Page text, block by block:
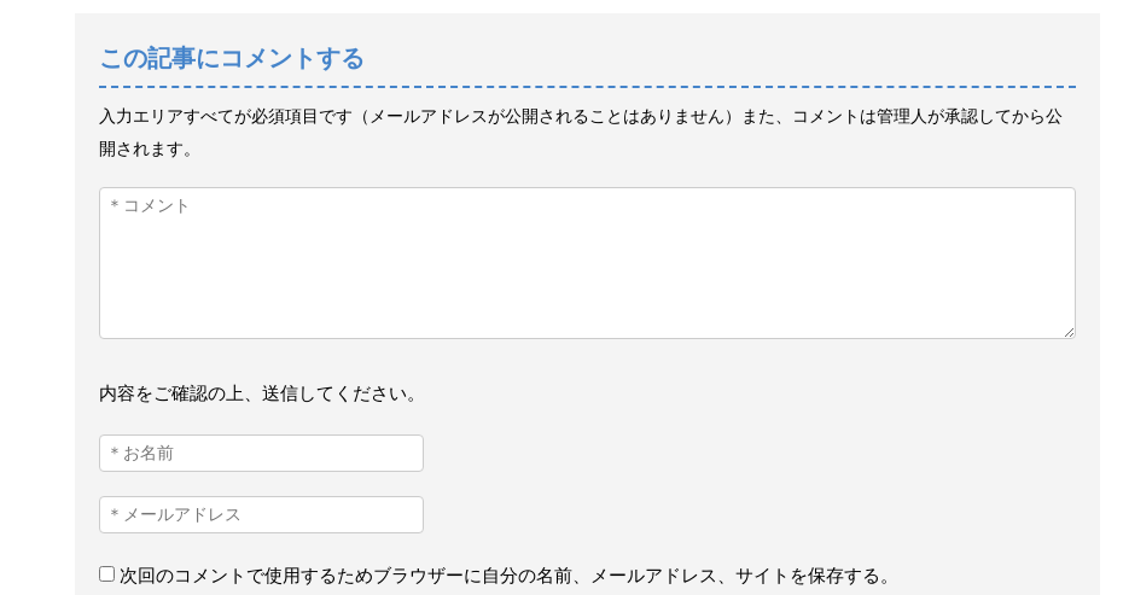
この記事にコメントする
入力エリアすべてが必須項目です（メールアドレスが公開されることはありません）また、コメントは管理人が承認してから公
開されます。
内容をご確認の上、送信してください。
次回のコメントで使用するためブラウザーに自分の名前、メールアドレス、サイトを保存する。